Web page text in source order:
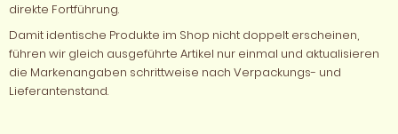
direkte Fortführung.
Damit identische Produkte im Shop nicht doppelt erscheinen,
führen wir gleich ausgeführte Artikel nur einmal und aktualisieren
die Markenangaben schrittweise nach Verpackungs- und
Lieferantenstand.